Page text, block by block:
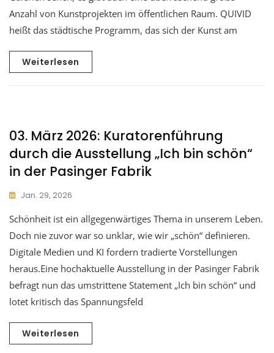
Anzahl von Kunstprojekten im öffentlichen Raum. QUIVID
heißt das städtische Programm, das sich der Kunst am
Weiterlesen
03. März 2026: Kuratorenführung
durch die Ausstellung „Ich bin schön“
in der Pasinger Fabrik
Jan. 29, 2026
Schönheit ist ein allgegenwärtiges Thema in unserem Leben.
Doch nie zuvor war so unklar, wie wir „schön“ definieren.
Digitale Medien und KI fordern tradierte Vorstellungen
heraus.Eine hochaktuelle Ausstellung in der Pasinger Fabrik
befragt nun das umstrittene Statement „Ich bin schön“ und
lotet kritisch das Spannungsfeld
Weiterlesen